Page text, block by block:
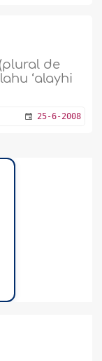
de
‘alayhi
25-6-2008